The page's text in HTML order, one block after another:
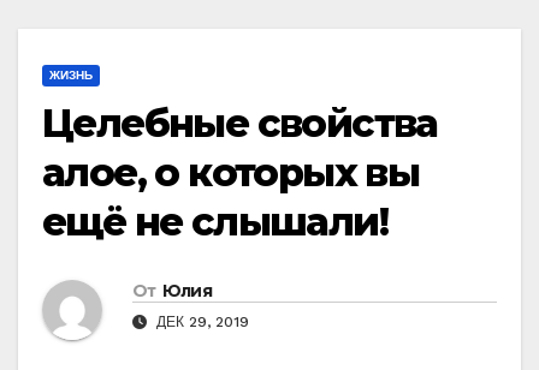
ЖИЗНЬ
Целебные свойства
алое, о которых вы
ещё не слышали!
От Юлия
ДЕК 29, 2019